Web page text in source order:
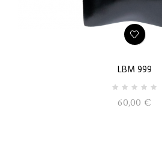
LBM 999
60,00 €